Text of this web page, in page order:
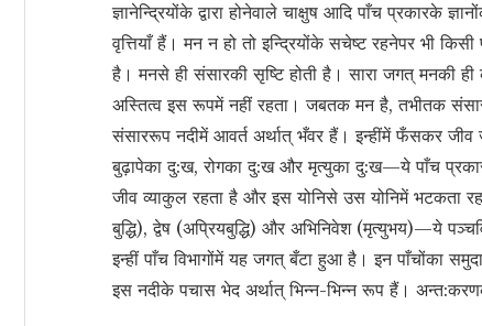
ज्ञानेन्द्रियोंके द्वारा होनेवाले चाक्षुष आदि पाँच प्रकारके
वृत्तियाँ हैं। मन न हो तो इन्द्रियोंके सचेष्ट रहनेपर भी
है। मनसे ही संसारकी सृष्टि होती है। सारा जगत् मनकी
अस्तित्व इस रूपमें नहीं रहता। जबतक मन है, तभीतक
संसाररूप नदीमें आवर्त अर्थात् भँवर हैं। इन्हींमें फँसकर
बुढ़ापेका दु:ख, रोगका दु:ख और मृत्युका दु:ख—ये पाँच
जीव व्याकुल रहता है और इस योनिसे उस योनिमें भटकता
बुद्धि), द्वेष (अप्रियबुद्धि) और अभिनिवेश (मृत्युभय)—ये
इन्हीं पाँच विभागोंमें यह जगत् बँटा हुआ है। इन पाँचोंका
इस नदीके पचास भेद अर्थात् भिन्न-भिन्न रूप हैं।